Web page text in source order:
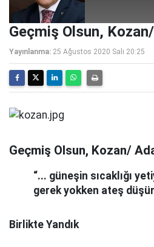
Geçmiş Olsun,
Yayınlanma: 25 Ağustos 2020 Salı 20:25
Geçmiş Olsun, Kozan/
“... güneşin sıcaklığı
gerek yokken ateş
Birlikte Yandık